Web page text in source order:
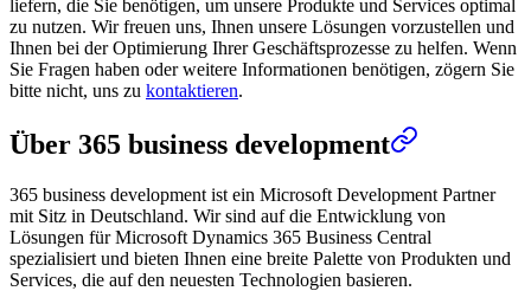
liefern, die Sie benötigen, um unsere Produkte und Services optimal
zu nutzen. Wir freuen uns, Ihnen unsere Lösungen vorzustellen und
Ihnen bei der Optimierung Ihrer Geschäftsprozesse zu helfen. Wenn
Sie Fragen haben oder weitere Informationen benötigen, zögern Sie
bitte nicht, uns zu kontaktieren.
Über 365 business development
365 business development ist ein Microsoft Development Partner
mit Sitz in Deutschland. Wir sind auf die Entwicklung von
Lösungen für Microsoft Dynamics 365 Business Central
spezialisiert und bieten Ihnen eine breite Palette von Produkten und
Services, die auf den neuesten Technologien basieren.